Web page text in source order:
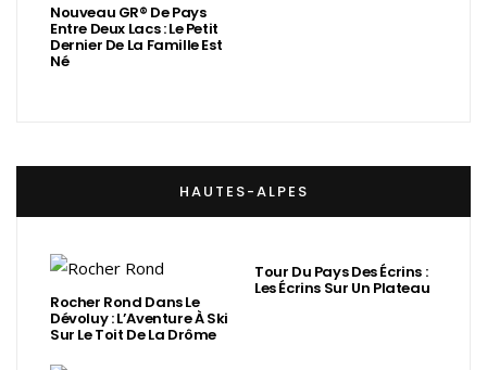
Nouveau GR® De Pays
Entre Deux Lacs : Le Petit
Dernier De La Famille Est
Né
HAUTES-ALPES
Rocher Rond Dans Le
Dévoluy : L’Aventure À Ski
Sur Le Toit De La Drôme
Tour Du Pays Des Écrins :
Les Écrins Sur Un Plateau